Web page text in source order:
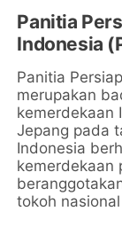
Panitia
Indonesia
Panitia
merupakan
kemerdekaan
Jepang pada
Indonesia
kemerdekaan
tokoh